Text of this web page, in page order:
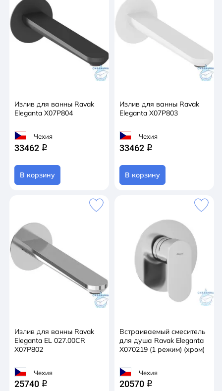
Излив для ванны Ravak
Eleganta X07P804
Чехия
33462 q
В корзину
Излив для ванны Ravak
Eleganta X07P803
Чехия
33462 q
В корзину
Излив для ванны Ravak
Eleganta EL 027.00CR
X07P802
Чехия
25740 q
Встраиваемый смеситель
для душа Ravak Eleganta
X070219 (1 режим) (хром)
Чехия
20570 q